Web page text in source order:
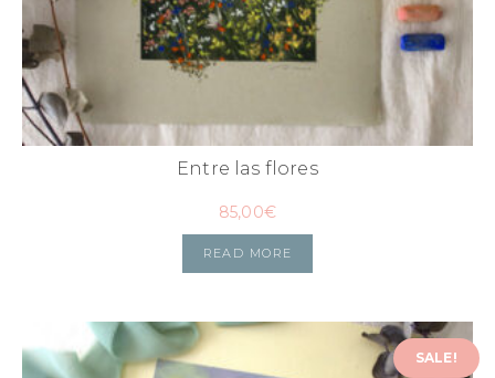
Entre las flores
85,00€
READ MORE
SALE!